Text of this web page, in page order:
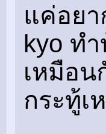
แค่อย
kyo ท
เหมือ
กระทู้เ